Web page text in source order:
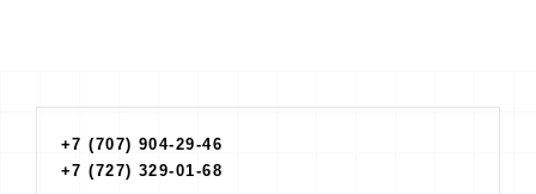
+7 (707) 904-29-46
+7 (727) 329-01-68